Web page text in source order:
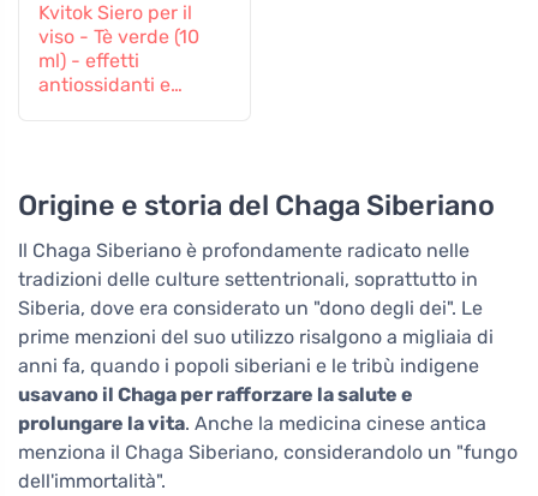
Kvitok Siero per il
viso - Tè verde (10
ml) - effetti
antiossidanti e
Origine e storia del Chaga Siberiano
Il Chaga Siberiano è profondamente radicato nelle
tradizioni delle culture settentrionali, soprattutto in
Siberia, dove era considerato un "dono degli dei". Le
prime menzioni del suo utilizzo risalgono a migliaia di
anni fa, quando i popoli siberiani e le tribù indigene
usavano il Chaga per rafforzare la salute e
prolungare la vita. Anche la medicina cinese antica
menziona il Chaga Siberiano, considerandolo un "fungo
dell'immortalità".